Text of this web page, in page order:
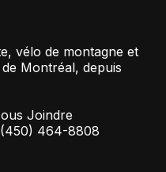
vélo de montagne et
Montréal, depuis
Joindre
464-8808